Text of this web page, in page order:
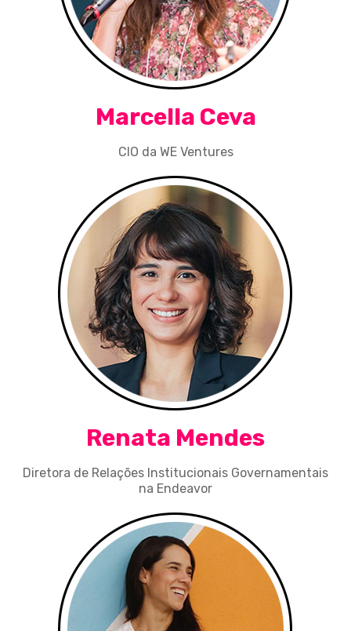
Marcella Ceva
CIO da WE Ventures
Renata Mendes
Diretora de Relações Institucionais Governamentais
na Endeavor